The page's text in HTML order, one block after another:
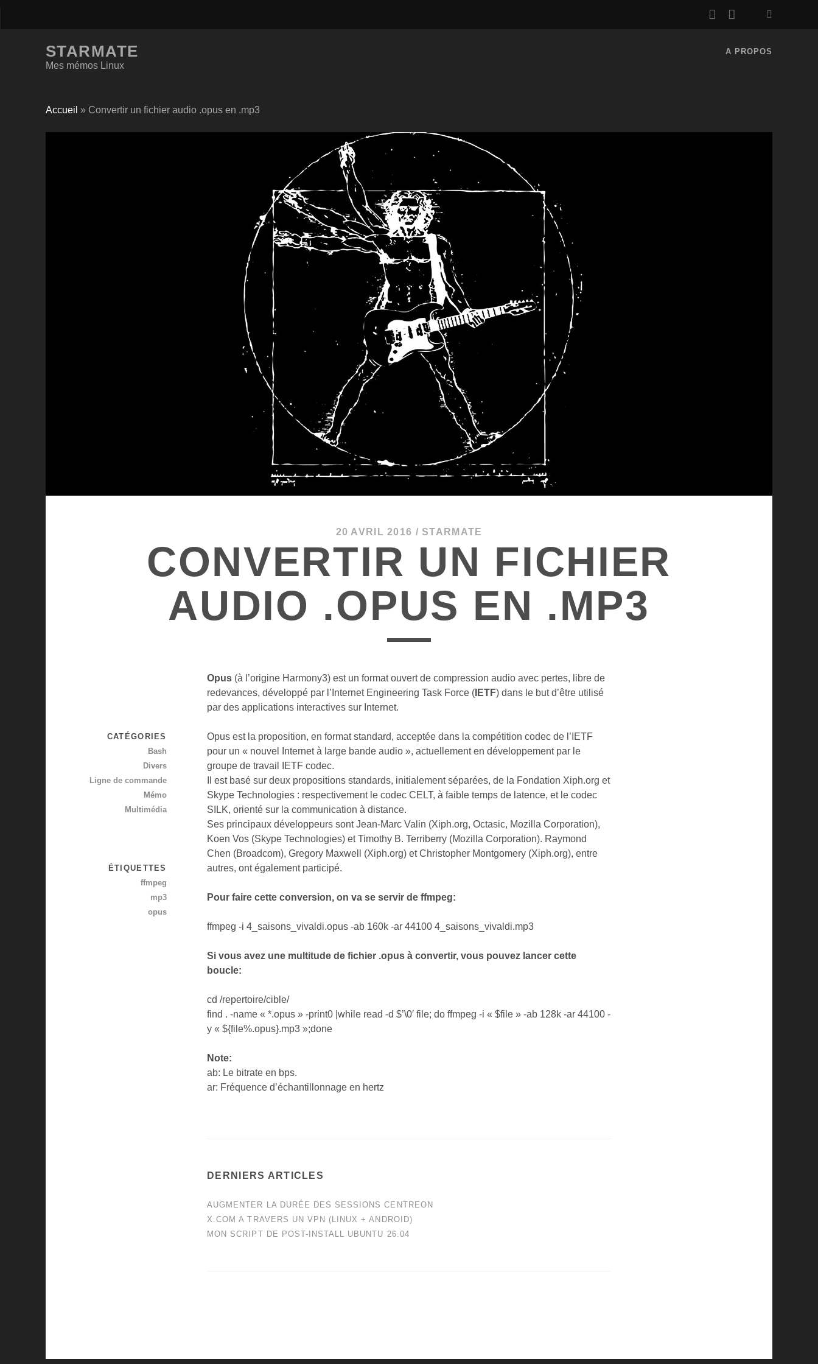
rss email
STARMATE
Mes mémos Linux
A PROPOS
Accueil » Convertir un fichier audio .opus en .mp3
20 AVRIL 2016 / STARMATE
CONVERTIR UN FICHIER
AUDIO .OPUS EN .MP3
Opus (à l’origine Harmony3) est un format ouvert de compression audio avec pertes, libre de
redevances, développé par l’Internet Engineering Task Force ( IETF) dans le but d’être utilisé
par des applications interactives sur Internet.
Opus est la proposition, en format standard, acceptée dans la compétition codec de l’IETF
pour un « nouvel Internet à large bande audio », actuellement en développement par le
groupe de travail IETF codec.
Il est basé sur deux propositions standards, initialement séparées, de la Fondation Xiph.org et
Skype Technologies : respectivement le codec CELT, à faible temps de latence, et le codec
SILK, orienté sur la communication à distance.
Ses principaux développeurs sont Jean-Marc Valin (Xiph.org, Octasic, Mozilla Corporation),
Koen Vos (Skype Technologies) et Timothy B. Terriberry (Mozilla Corporation). Raymond
Chen (Broadcom), Gregory Maxwell (Xiph.org) et Christopher Montgomery (Xiph.org), entre
autres, ont également participé.
Pour faire cette conversion, on va se servir de ffmpeg:
ffmpeg -i 4_saisons_vivaldi.opus -ab 160k -ar 44100 4_saisons_vivaldi.mp3
Si vous avez une multitude de fichier .opus à convertir, vous pouvez lancer cette
boucle:
cd /repertoire/cible/
find . -name « *.opus » -print0 |while read -d $’\0′ file; do ffmpeg -i « $file » -ab 128k -ar 44100 -
y « ${file%.opus}.mp3 »;done
Note:
ab: Le bitrate en bps.
ar: Fréquence d’échantillonnage en hertz
DERNIERS ARTICLES
AUGMENTER LA DURÉE DES SESSIONS CENTREON
X.COM A TRAVERS UN VPN (LINUX + ANDROID)
MON SCRIPT DE POST-INSTALL UBUNTU 26.04
CATÉGORIES
Bash
Divers
Ligne de commande
Mémo
Multimédia
ÉTIQUETTES
ffmpeg
mp3
opus